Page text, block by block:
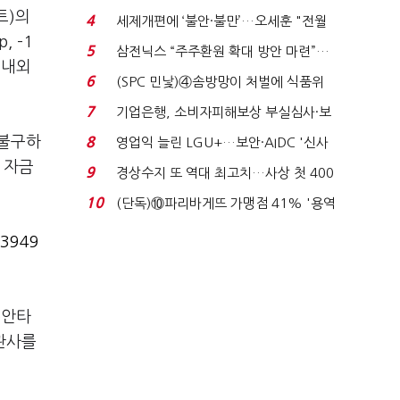
)의
–1
외
구하
금
타
사를
'초접전'…대통령 ...
4
세제개편에 ‘불안·불만’…오세훈 "전월
세 구하기 더 ...
5
삼전닉스 “주주환원 확대 방안 마련”…
로이터에 성명...
6
(SPC 민낯)④솜방망이 처벌에 식품위
생법 위반 반복...
7
기업은행, 소비자피해보상 부실심사·보
이스피싱 공시 ...
8
영업익 늘린 LGU+…보안·AIDC '신사
업 드라이브'...
9
경상수지 또 역대 최고치…사상 첫 400
억달러에 '3% 성...
10
(단독)⑩파리바게뜨 가맹점 41% '용역